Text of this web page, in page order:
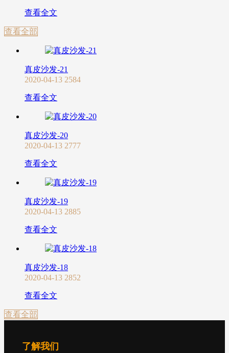
查看全文
查看全部
真皮沙发-21
2020-04-13 2584
查看全文
真皮沙发-20
2020-04-13 2777
查看全文
真皮沙发-19
2020-04-13 2885
查看全文
真皮沙发-18
2020-04-13 2852
查看全文
查看全部
了解我们